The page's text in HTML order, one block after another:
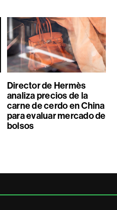
Director de Hermès
analiza precios de la
carne de cerdo en China
para evaluar mercado de
bolsos